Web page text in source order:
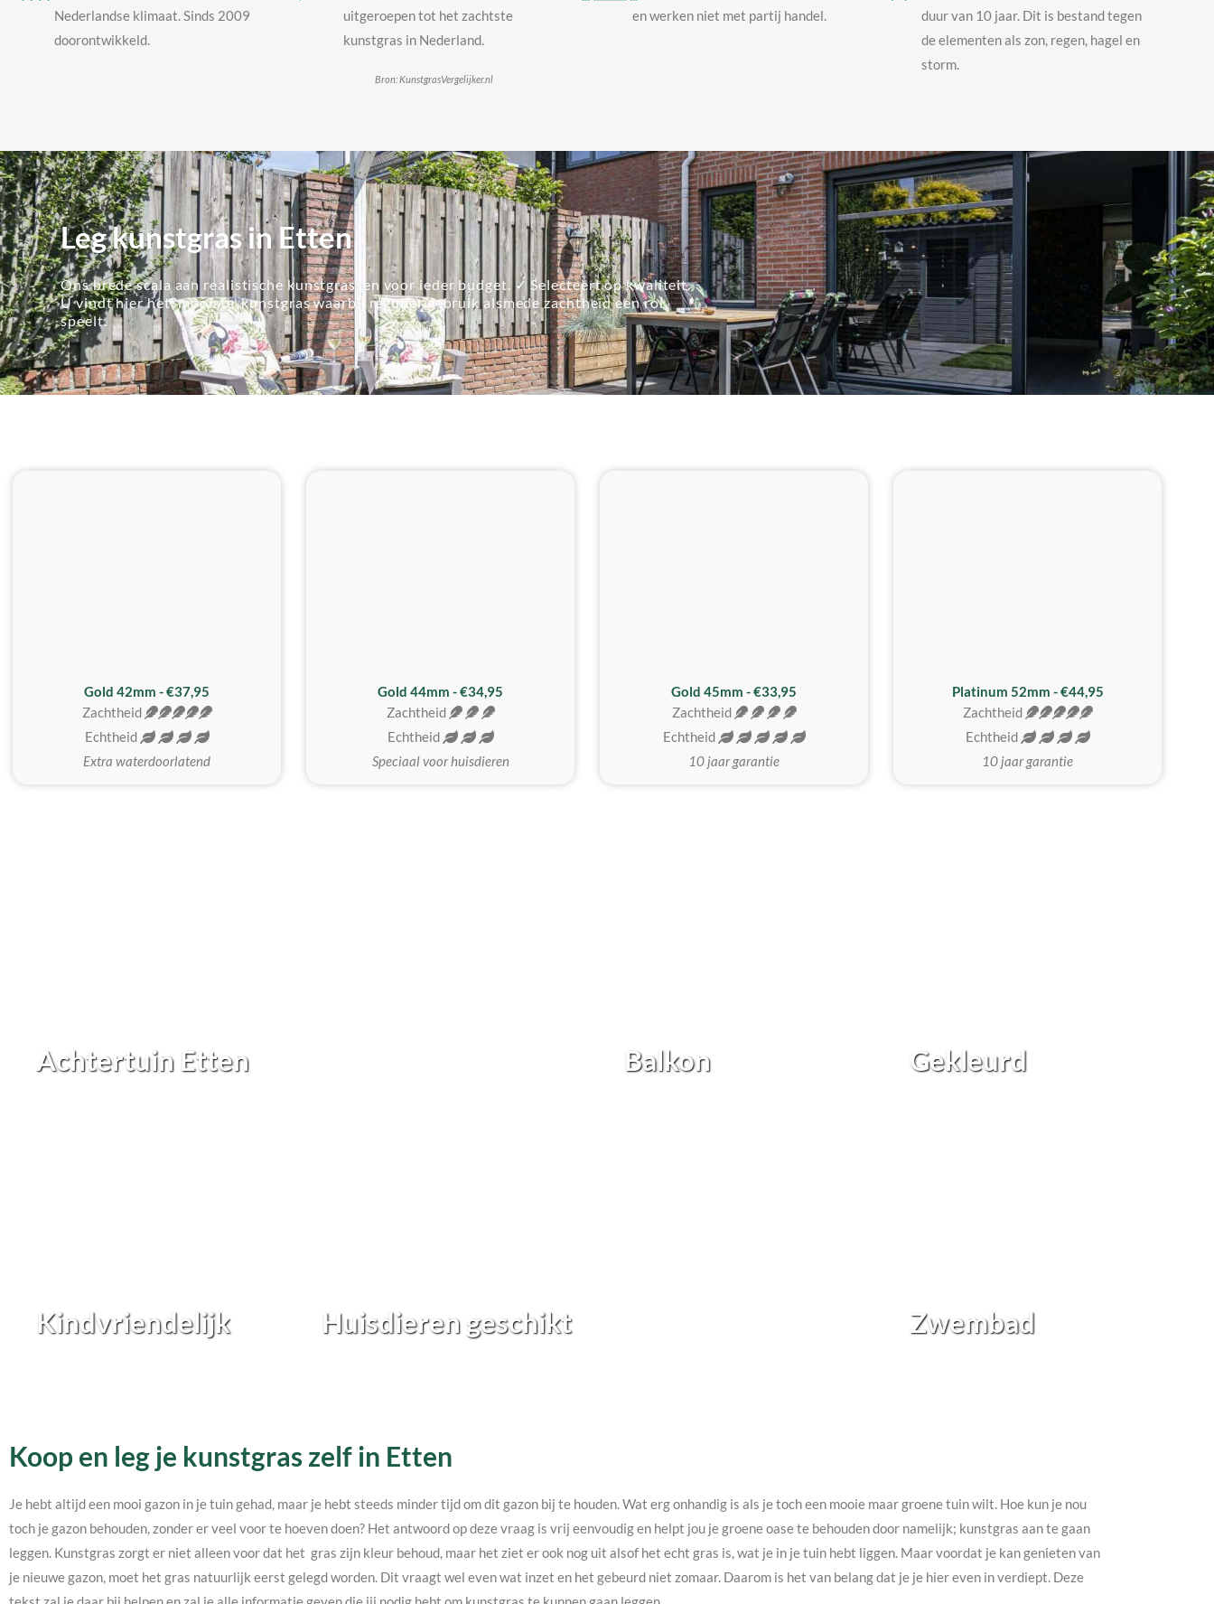
Nederlandse klimaat. Sinds 2009
doorontwikkeld.
uitgeroepen tot het zachtste
kunstgras in Nederland.
Bron: KunstgrasVergelijker.nl
en werken niet met partij handel.
duur van 10 jaar. Dit is bestand tegen
de elementen als zon, regen, hagel en
storm.
Leg kunstgras in Etten
Ons brede scala aan realistische kunstgrassen voor ieder budget. ✓ Selecteert op kwaliteit.
U vindt hier het 'mooiste' kunstgras waarbij regulier gebruik alsmede zachtheid een rol
speelt.
Gold 42mm - €37,95
Zachtheid
Echtheid
Extra waterdoorlatend
Gold 44mm - €34,95
Zachtheid
Echtheid
Speciaal voor huisdieren
Gold 45mm - €33,95
Zachtheid
Echtheid
10 jaar garantie
Platinum 52mm - €44,95
Zachtheid
Echtheid
10 jaar garantie
Achtertuin Etten Balkon Gekleurd
Kindvriendelijk Huisdieren geschikt Zwembad
Koop en leg je kunstgras zelf in Etten
Je hebt altijd een mooi gazon in je tuin gehad, maar je hebt steeds minder tijd om dit gazon bij te houden. Wat erg onhandig is als je toch een mooie maar groene tuin wilt. Hoe kun je nou
toch je gazon behouden, zonder er veel voor te hoeven doen? Het antwoord op deze vraag is vrij eenvoudig en helpt jou je groene oase te behouden door namelijk; kunstgras aan te gaan
leggen. Kunstgras zorgt er niet alleen voor dat het gras zijn kleur behoud, maar het ziet er ook nog uit alsof het echt gras is, wat je in je tuin hebt liggen. Maar voordat je kan genieten van
je nieuwe gazon, moet het gras natuurlijk eerst gelegd worden. Dit vraagt wel even wat inzet en het gebeurd niet zomaar. Daarom is het van belang dat je je hier even in verdiept. Deze